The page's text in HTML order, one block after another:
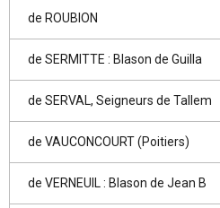
de ROUBION
de SERMITTE : Blason de Guilla
de SERVAL, Seigneurs de Tallem
de VAUCONCOURT (Poitiers)
de VERNEUIL : Blason de Jean B